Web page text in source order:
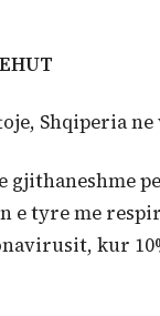
Shqiperia
gjithaneshme
e tyre me
kur